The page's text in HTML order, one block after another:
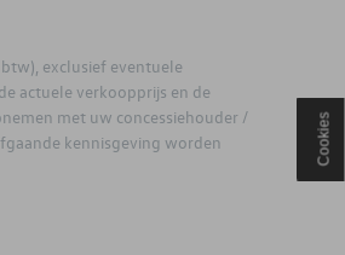
exclusief eventuele
actuele verkoopprijs en de
met uw concessiehouder /
kennisgeving worden
Cookies